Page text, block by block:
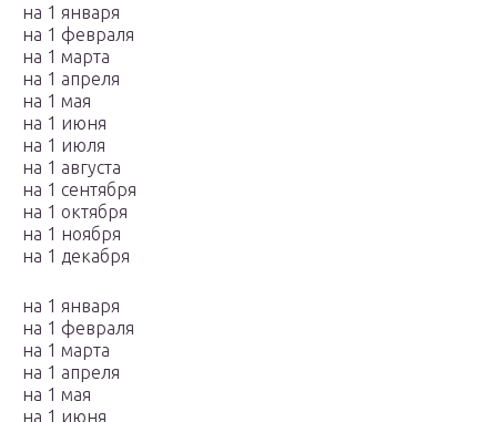
на 1 января
на 1 февраля
на 1 марта
на 1 апреля
на 1 мая
на 1 июня
на 1 июля
на 1 августа
на 1 сентября
на 1 октября
на 1 ноября
на 1 декабря
на 1 января
на 1 февраля
на 1 марта
на 1 апреля
на 1 мая
на 1 июня